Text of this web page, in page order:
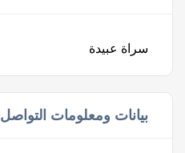
سراة عبيدة
بيانات ومعلومات التواصل